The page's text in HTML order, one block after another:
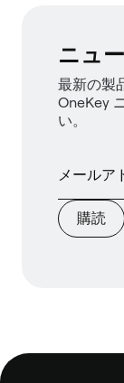
ニュ
最新の製
OneKey
い。
購読
フ